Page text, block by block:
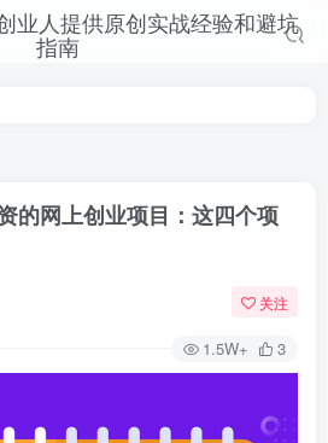
的网上创业项目：这四个项
关注
1.5W+ 3